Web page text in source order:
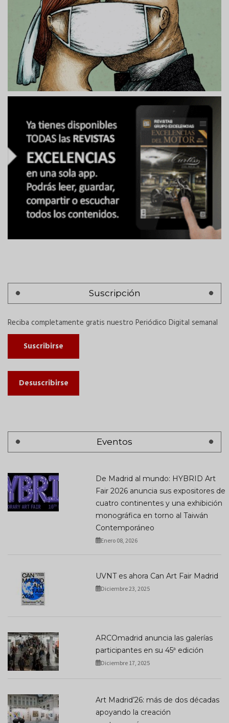
Suscripción
Reciba completamente gratis nuestro Periódico Digital semanal
Suscribirse
Desuscribirse
Eventos
De Madrid al mundo: HYBRID Art
Fair 2026 anuncia sus expositores de
cuatro continentes y una exhibición
monográfica en torno al Taiwán
Contemporáneo
Enero 08, 2026
UVNT es ahora Can Art Fair Madrid
Diciembre 23, 2025
ARCOmadrid anuncia las galerías
participantes en su 45ª edición
Diciembre 17, 2025
Art Madrid’26: más de dos décadas
apoyando la creación